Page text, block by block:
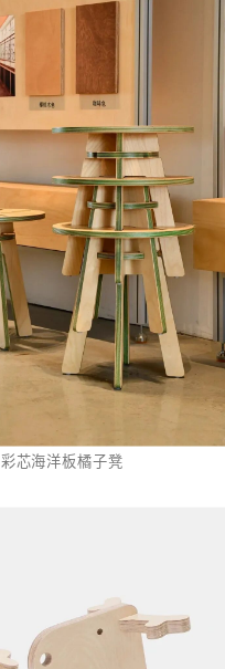
彩芯海洋板橘子凳